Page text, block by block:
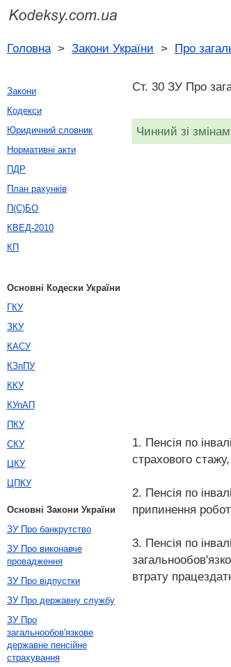
Головна> Закони України > Про
Ст. 30 ЗУ Про
Чинний зі
1. Пенсія по
страхового
2. Пенсія по
припинення
3. Пенсія по
втрату
Закони
Кодекси
Юридичний словник
Нормативні акти
ПДР
План рахунків
П(С)БО
КВЕД-2010
КП
Основні Кодески України
ГКУ
ЗКУ
КАСУ
КЗпПУ
ККУ
КУпАП
ПКУ
СКУ
ЦКУ
ЦПКУ
Основні Закони України
ЗУ Про банкрутство
ЗУ Про виконавче
провадження
ЗУ Про відпустки
ЗУ Про державну службу
ЗУ Про
загальнообов'язкове
державне пенсійне
страхування